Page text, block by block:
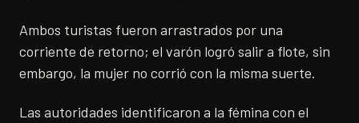
Ambos turistas fueron arrastrados por una
corriente de retorno; el varón logró salir a flote, sin
embargo, la mujer no corrió con la misma suerte.
Las autoridades identificaron a la fémina con el